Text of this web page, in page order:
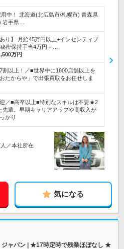
中！ 北海道(北広島市/札幌市) 青森県
岩手県…
り】 月給45万円以上+インセンティブ
密保持手当4万円＋…
万円
割以上！／■世界中に1800店舗以上を
たからや」で出張買取をお任せしま
／■高卒以上■特別なスキルは不要★2
先輩。早期キャリアアップや高収入が
かり
／本社所在
気になる
ジャパン | ★17時定時で残業ほぼなし ★